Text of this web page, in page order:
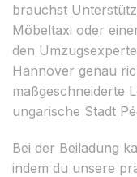
brauchst
Möbeltaxi oder
den
Hannover genau
maßgeschneiderte
ungarische Stadt
Bei der Beiladung
indem du unsere